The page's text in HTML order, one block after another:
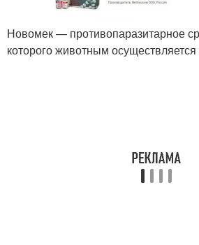
Новомек — противопаразитарное
которого животным